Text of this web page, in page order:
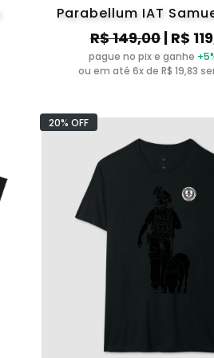
Parabellum IAT
R$ 149,00| R$
pague no pix e ganhe
ou em até 6x de R$ 19,83
20% OFF